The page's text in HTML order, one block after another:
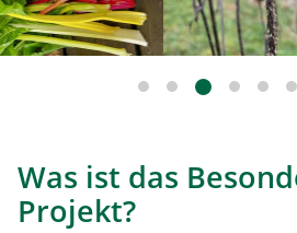
Was ist das
Projekt?